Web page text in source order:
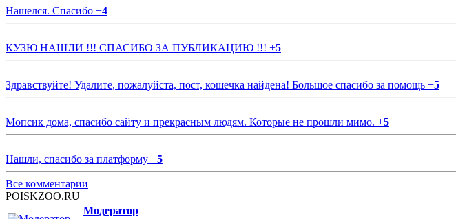
Нашелся. Спасибо +4
КУЗЮ НАШЛИ !!! СПАСИБО ЗА ПУБЛИКАЦИЮ !!! +5
Здравствуйте! Удалите, пожалуйста, пост, кошечка найдена! Большое спасибо за помощь +5
Мопсик дома, спасибо сайту и прекрасным людям. Которые не прошли мимо. +5
Нашли, спасибо за платформу +5
Все комментарии
POISKZOO.RU
Модератор